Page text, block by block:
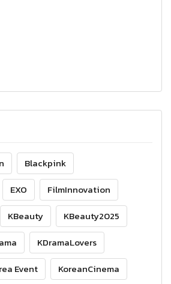
Blackpink
EXO
FilmInnovation
KBeauty
KBeauty2025
KDramaLovers
Event
KoreanCinema